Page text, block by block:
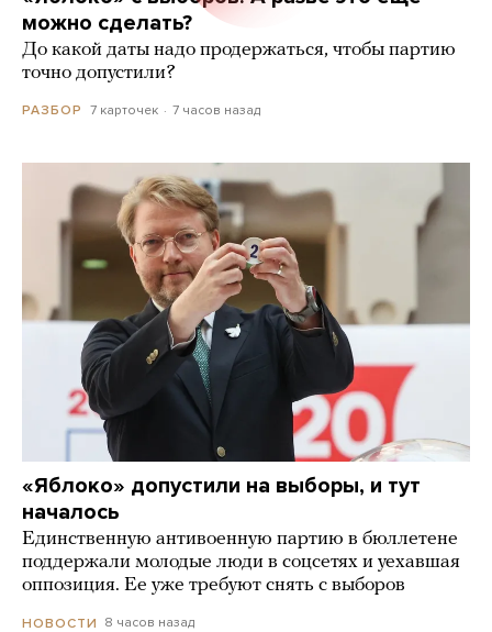
можно сделать?
До какой даты надо продержаться, чтобы партию
точно допустили?
РАЗБОР 7 карточек 7 часов назад
«Яблоко» допустили на выборы, и тут
началось
Единственную антивоенную партию в бюллетене
поддержали молодые люди в соцсетях и уехавшая
оппозиция. Ее уже требуют снять с выборов
НОВОСТИ 8 часов назад